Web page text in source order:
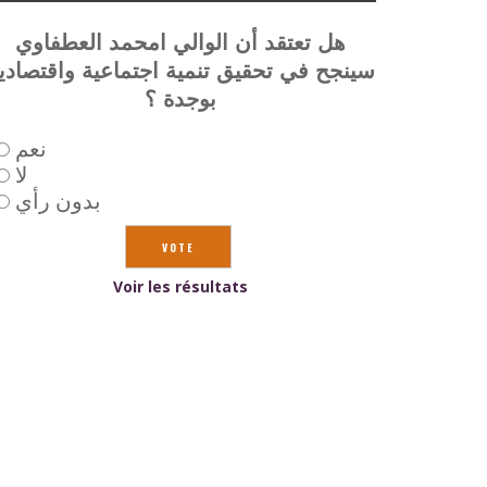
هل تعتقد أن الوالي امحمد العطفاوي
سينجح في تحقيق تنمية اجتماعية
بوجدة ؟
نعم
لا
بدون رأي
Voir les résultats